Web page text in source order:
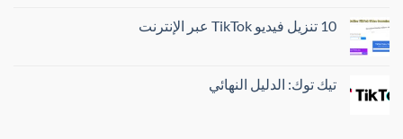
10 تنزيل فيديو TikTok عبر الإنترنت
تيك توك: الدليل النهائي